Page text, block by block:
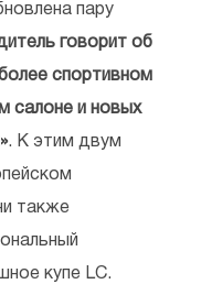
пару
говорит об
спортивном
салоне и новых
. К этим двум
также
купе LC.